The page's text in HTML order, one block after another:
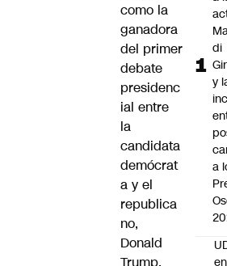
como la
ganadora
del primer
debate
presidenc
ial entre
la
candidata
demócrat
a y el
republica
no,
Donald
Trump.
di
y
a